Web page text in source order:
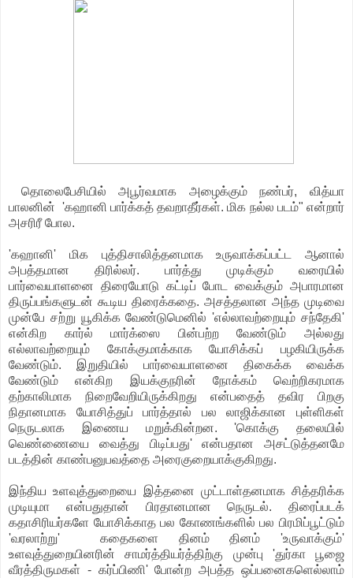
தொலைபேசியில் அபூர்வமாக அழைக்கும் நண்பர், வித்யா
பாலனின் 'கஹானி பார்க்கத் தவறாதீர்கள். மிக நல்ல படம்" என்றார்
அசரிரீ போல.
'கஹானி' மிக புத்திசாலித்தனமாக உருவாக்கப்பட்ட ஆனால்
அபத்தமான திரில்லர். பார்த்து முடிக்கும் வரையில்
பார்வையாளனை திரையோடு கட்டிப் போட வைக்கும் அபாரமான
திருப்பங்களுடன் கூடிய திரைக்கதை. அசத்தலான அந்த முடிவை
முன்பே சற்று யூகிக்க வேண்டுமெனில் 'எல்லாவற்றையும் சந்தேகி'
என்கிற கார்ல் மார்க்ஸை பின்பற்ற வேண்டும் அல்லது
எல்லாவற்றையும் கோக்குமாக்காக யோசிக்கப் பழகியிருக்க
வேண்டும். இறுதியில் பார்வையாளனை திகைக்க வைக்க
வேண்டும் என்கிற இயக்குநரின் நோக்கம் வெற்றிகரமாக
தற்காலிமாக நிறைவேறியிருக்கிறது என்பதைத் தவிர பிறகு
நிதானமாக யோசித்துப் பார்த்தால் பல லாஜிக்கான புள்ளிகள்
நெருடலாக இணைய மறுக்கின்றன. 'கொக்கு தலையில்
வெண்ணையை வைத்து பிடிப்பது' என்பதான அசட்டுத்தனமே
படத்தின் காண்பனுபவத்தை அரைகுறையாக்குகிறது.
இந்திய உளவுத்துறையை இத்தனை முட்டாள்தனமாக சித்தரிக்க
முடியுமா என்பதுதான் பிரதானமான நெருடல். திரைப்படக்
கதாசிரியர்களே யோசிக்காத பல கோணங்களில் பல பிரமிப்பூட்டும்
'வரலாற்று' கதைகளை தினம் தினம் 'உருவாக்கும்'
உளவுத்துறையினரின் சாமர்த்தியர்த்திற்கு முன்பு 'துர்கா பூஜை
வீரத்திருமகள் - கர்ப்பிணி' போன்ற அபத்த ஒப்பனைகளெல்லாம்